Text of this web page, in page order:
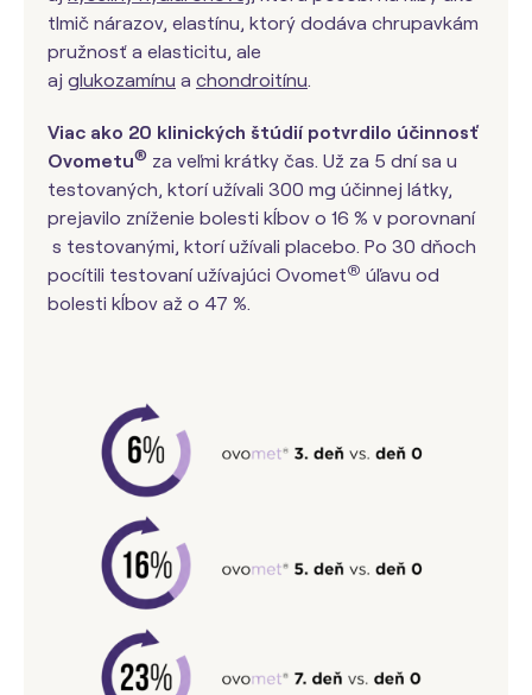
tlmič nárazov, elastínu, ktorý dodáva chrupavkám
pružnosť a elasticitu, ale
aj glukozamínu a chondroitínu.
Viac ako 20 klinických štúdií potvrdilo účinnosť
Ovometu® za veľmi krátky čas. Už za 5 dní sa u
testovaných, ktorí užívali 300 mg účinnej látky,
prejavilo zníženie bolesti kĺbov o 16 % v porovnaní
s testovanými, ktorí užívali placebo. Po 30 dňoch
pocítili testovaní užívajúci Ovomet® úľavu od
bolesti kĺbov až o 47 %.